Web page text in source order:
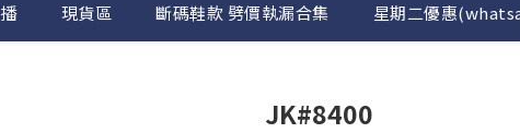
現貨區 斷碼鞋款 劈價執漏合集 星期二優惠
JK#8400